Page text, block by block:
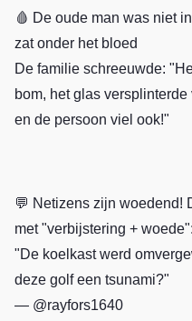
🩸 De oude man was niet
zat onder het bloed
De familie schreeuwde:
bom, het glas
en de persoon viel ook!"
💬 Netizens zijn woedend!
met "verbijstering + woede":
"De koelkast werd
deze golf een tsunami?"
— @rayfors1640